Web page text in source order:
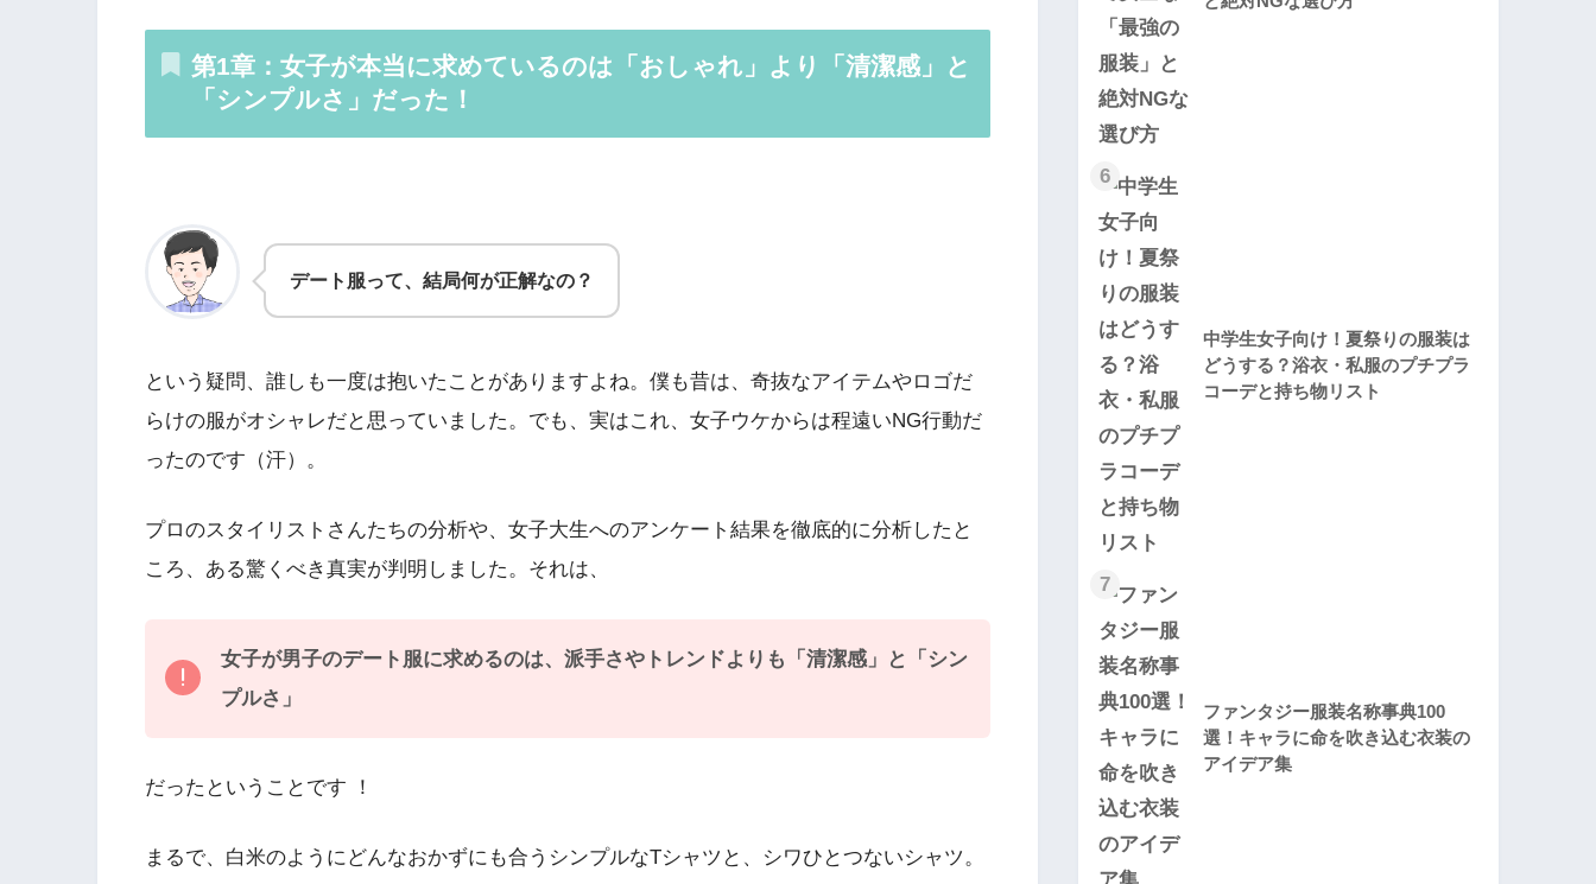
第1章：女子が本当に求めているのは「おしゃれ」より「清潔感」と
「シンプルさ」だった！
デート服って、結局何が正解なの？
という疑問、誰しも一度は抱いたことがありますよね。僕も昔は、奇抜なアイテムやロゴだ
らけの服がオシャレだと思っていました。でも、実はこれ、女子ウケからは程遠いNG行動だ
ったのです（汗）。
プロのスタイリストさんたちの分析や、女子大生へのアンケート結果を徹底的に分析したと
ころ、ある驚くべき真実が判明しました。それは、
女子が男子のデート服に求めるのは、派手さやトレンドよりも「清潔感」と「シン
プルさ」
だったということです ！
まるで、白米のようにどんなおかずにも合うシンプルなTシャツと、シワひとつないシャツ。
6
中学生女子向け！夏祭りの服装は
どうする？浴衣・私服のプチプラ
コーデと持ち物リスト
7
ファンタジー服装名称事典100
選！キャラに命を吹き込む衣装の
アイデア集